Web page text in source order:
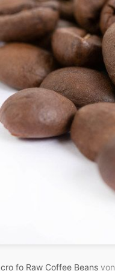
fo Raw Coffee Beansvon